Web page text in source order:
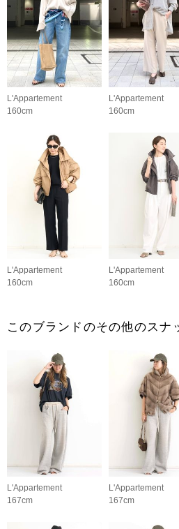
L'Appartement
160cm
L'Appartement
160cm
L'Appartement
160cm
L'Appartement
160cm
このブランドのその他のスナ
L'Appartement
167cm
L'Appartement
167cm